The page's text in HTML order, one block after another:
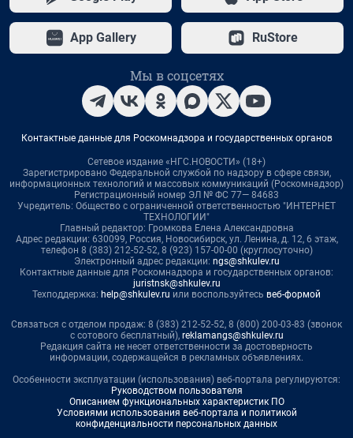
App Gallery RuStore
Мы в соцсетях
Контактные данные для Роскомнадзора и государственных органов
Сетевое издание «НГС.НОВОСТИ» (18+)
Зарегистрировано Федеральной службой по надзору в сфере связи,
информационных технологий и массовых коммуникаций (Роскомнадзор)
Регистрационный номер ЭЛ № ФС 77— 84683
Учредитель: Общество с ограниченной ответственностью "ИНТЕРНЕТ
ТЕХНОЛОГИИ"
Главный редактор: Громкова Елена Александровна
Адрес редакции: 630099, Россия, Новосибирск, ул. Ленина, д. 12, 6 этаж,
телефон 8 (383) 212-52-52, 8 (923) 157-00-00 (круглосуточно)
Электронный адрес редакции: ngs@shkulev.ru
Контактные данные для Роскомнадзора и государственных органов:
juristnsk@shkulev.ru
Техподдержка: help@shkulev.ru или воспользуйтесь веб-формой
Связаться с отделом продаж: 8 (383) 212-52-52, 8 (800) 200-03-83 (звонок
с сотового бесплатный), reklamangs@shkulev.ru
Редакция сайта не несет ответственности за достоверность
информации, содержащейся в рекламных объявлениях.
Особенности эксплуатации (использования) веб-портала регулируются:
Руководством пользователя
Описанием функциональных характеристик ПО
Условиями использования веб-портала и политикой
конфиденциальности персональных данных